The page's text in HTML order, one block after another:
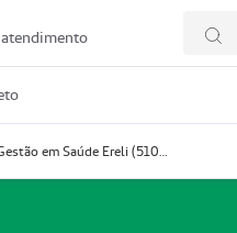
Prestador Essencial Gestão em Saúde Ereli (51004354-7)